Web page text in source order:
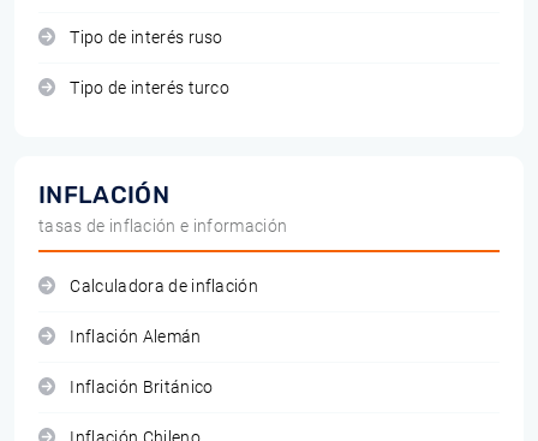
Tipo de interés ruso
Tipo de interés turco
INFLACIÓN
tasas de inflación e información
Calculadora de inflación
Inflación Alemán
Inflación Británico